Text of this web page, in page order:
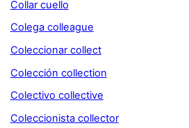
Collar cuello
Colega colleague
Coleccionar collect
Colección collection
Colectivo collective
Coleccionista collector